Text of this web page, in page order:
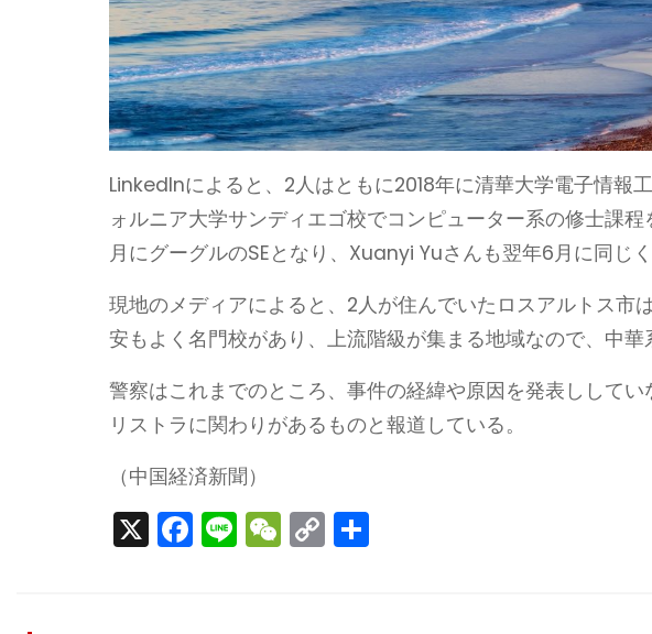
LinkedInによると、2人はともに2018年に清華大学電子情報
ォルニア大学サンディエゴ校でコンピューター系の修士課
月にグーグルのSEとなり、Xuanyi Yuさんも翌年6月に同じ
現地のメディアによると、2人が住んでいたロスアルトス市
安もよく名門校があり、上流階級が集まる地域なので、中華
警察はこれまでのところ、事件の経緯や原因を発表しして
リストラに関わりがあるものと報道している。
（中国経済新聞）
X F
a
Li
n
W
e
C
o